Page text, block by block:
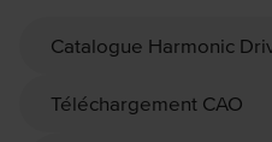
Catalogue Harmonic
Téléchargement CAO